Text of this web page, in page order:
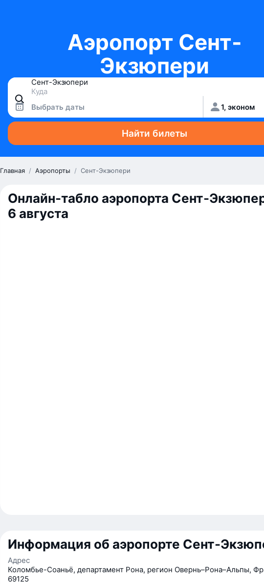
Аэропорт Сент-
Экзюпери
Выбрать даты 1, эконом
Найти билеты
Главная / Аэропорты / Сент-Экзюпери
Онлайн-табло аэропорта Сент-
6 августа
Информация об аэропорте Сент-
Адрес
Коломбье-Соаньё, департамент Рона, регион Овернь–Рона–Альпы,
69125